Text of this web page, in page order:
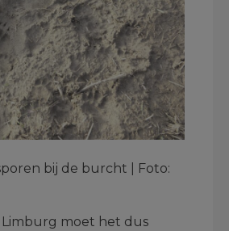
bij de burcht | Foto:
Limburg moet het dus